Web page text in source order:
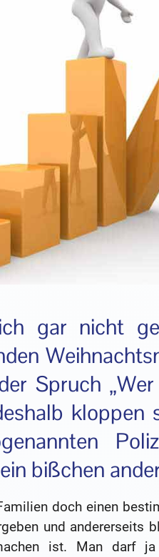
gar nicht
Spruch
bißchen
doch einen
und andererseits
ist. Man darf